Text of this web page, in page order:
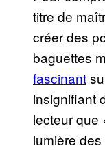
titre de
créer des
baguettes
fascinant
insignifiant
lecteur que
lumière